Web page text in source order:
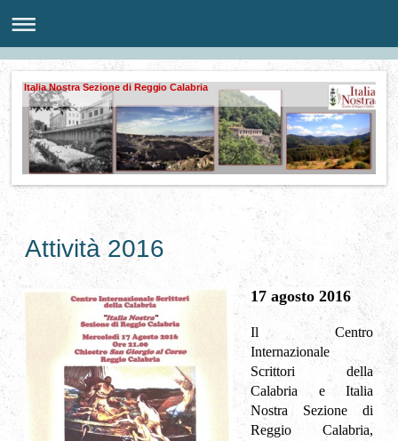
Italia Nostra Sezione di Reggio Calabria
Attività 2016
17 agosto 2016
Il Centro
Internazionale
Scrittori della
Calabria e Italia
Nostra Sezione di
Reggio Calabria,